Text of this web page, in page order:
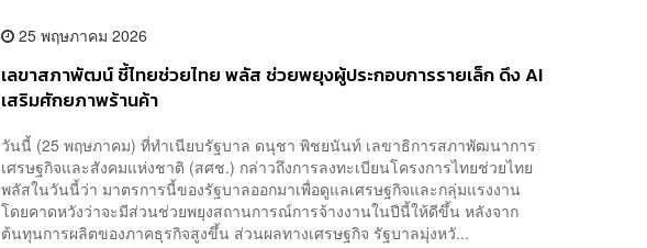
25 พฤษภาคม 2026
เลขาสภาพัฒน์ ชี้ไทยช่วยไทย พลัส ช่วยพยุงผู้ประกอบการรายเล็ก ดึง AI
เสริมศักยภาพร้านค้า
วันนี้ (25 พฤษภาคม) ที่ทำเนียบรัฐบาล ดนุชา พิชยนันท์ เลขาธิการสภาพัฒนาการ
เศรษฐกิจและสังคมแห่งชาติ (สศช.) กล่าวถึงการลงทะเบียนโครงการไทยช่วยไทย
พลัสในวันนี้ว่า มาตรการนี้ของรัฐบาลออกมาเพื่อดูแลเศรษฐกิจและกลุ่มแรงงาน
โดยคาดหวังว่าจะมีส่วนช่วยพยุงสถานการณ์การจ้างงานในปีนี้ให้ดีขึ้น หลังจาก
ต้นทุนการผลิตของภาคธุรกิจสูงขึ้น ส่วนผลทางเศรษฐกิจ รัฐบาลมุ่งหวั...